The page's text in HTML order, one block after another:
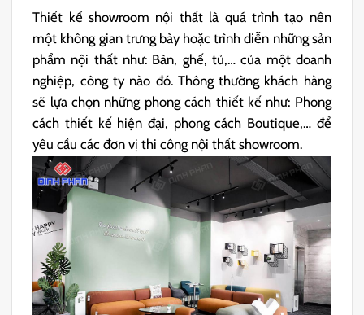
Thiết kế showroom nội thất là quá trình tạo nên
một không gian trưng bày hoặc trình diễn những sản
phẩm nội thất như: Bàn, ghế, tủ,… của một doanh
nghiệp, công ty nào đó. Thông thường khách hàng
sẽ lựa chọn những phong cách thiết kế như: Phong
cách thiết kế hiện đại, phong cách Boutique,… để
yêu cầu các đơn vị thi công nội thất showroom.